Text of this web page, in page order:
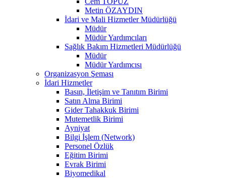
Metin ÖZAYDIN
İdari ve Mali Hizmetler Müdürlüğü
Müdür
Müdür Yardımcıları
Sağlık Bakım Hizmetleri Müdürlüğü
Müdür
Müdür Yardımcısı
Organizasyon Şeması
İdari Hizmetler
Basın, İletişim ve Tanıtım Birimi
Satın Alma Birimi
Gider Tahakkuk Birimi
Mutemetlik Birimi
Ayniyat
Bilgi İşlem (Network)
Personel Özlük
Eğitim Birimi
Evrak Birimi
Biyomedikal